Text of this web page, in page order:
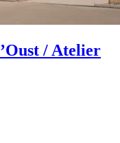
/ Atelier